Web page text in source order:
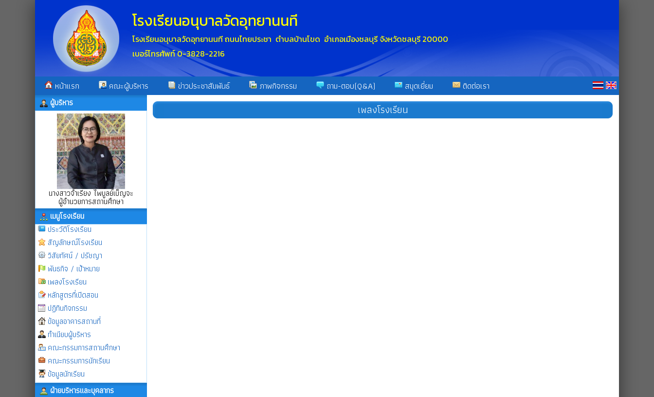
โรงเรียนอนุบาลวัดอุทยานนที
โรงเรียนอนุบาลวัดอุทยานนที ถนนไทยประชา ตำบลบ้านโขด อำเภอเมืองชลบุรี จังหวัดชลบุรี 20000
เบอร์โทรศัพท์ 0-3828-2216
หน้าแรก คณะผู้บริหาร ข่าวประชาสัมพันธ์ ภาพกิจกรรม ถาม-ตอบ(Q&A) สมุดเยี่ยม ติดต่อเรา
ผู้บริหาร
นางสาวจำเรียง ไพบูลย์เบ็ญจะ
ผู้อำนวยการสถานศึกษา
เมนูโรงเรียน
ประวัติโรงเรียน
สัญลักษณ์โรงเรียน
วิสัยทัศน์ / ปรัชญา
พันธกิจ / เป้าหมาย
เพลงโรงเรียน
หลักสูตรที่เปิดสอน
ปฏิทินกิจกรรม
ข้อมูลอาคารสถานที่
ทำเนียบผู้บริหาร
คณะกรรมการสถานศึกษา
คณะกรรมการนักเรียน
ข้อมูลนักเรียน
ฝ่ายบริหารและบุคลากร
เพลงโรงเรียน